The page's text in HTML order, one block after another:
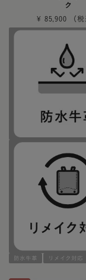
ク
¥ 85,900
防水牛革 リメイク対応